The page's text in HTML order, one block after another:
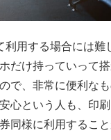
利用する場合には難
だけ持っていって
で、非常に便利な
心という人も、印
同様に利用すること